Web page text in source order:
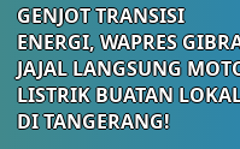
GENJOT TRANSISI
ENERGI, WAPRES
JAJAL LANGSUNG
LISTRIK BUATAN
DI TANGERANG!